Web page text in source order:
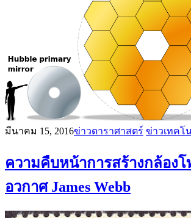
มีนาคม 15, 2016ข่าวดาราศาสตร์ ข่าวเทคโ
ความคืบหน้าการสร้างกล้อง
อวกาศ James Webb